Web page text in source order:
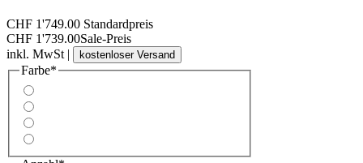
CHF 1'749.00 Standardpreis
CHF 1'739.00Sale-Preis
inkl. MwSt | kostenloser Versand
Farbe*